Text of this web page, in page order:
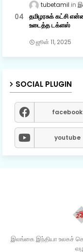
tubetamil
தமிழரசுக் கட்சி
உடைத்த டக்ளஸ்
ஜூன் 11, 2025
SOCIAL PLUGIN
facebook
youtube
இலங்கை இந்தியா உலகச்